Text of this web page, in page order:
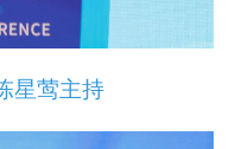
星莺主持